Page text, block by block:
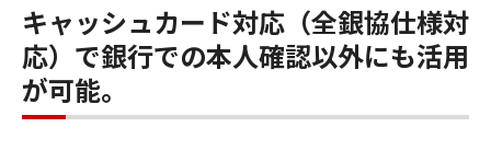
キャッシュカード対応（全銀協仕様対
応）で銀行での本人確認以外にも活用
が可能。